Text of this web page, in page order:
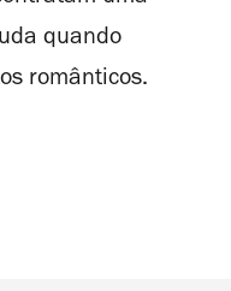
quando
românticos.